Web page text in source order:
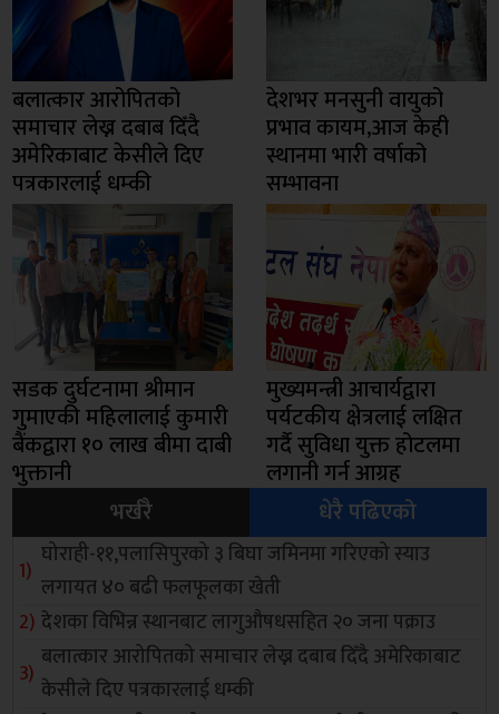
बलात्कार आरोपितको
समाचार लेख्न दबाब दिँदै
अमेरिकाबाट केसीले दिए
पत्रकारलाई धम्की
देशभर मनसुनी वायुको
प्रभाव कायम,आज केही
स्थानमा भारी वर्षाको
सम्भावना
सडक दुर्घटनामा श्रीमान
गुमाएकी महिलालाई कुमारी
बैंकद्वारा १० लाख बीमा दाबी
भुक्तानी
मुख्यमन्त्री आचार्यद्वारा
पर्यटकीय क्षेत्रलाई लक्षित
गर्दै सुविधा युक्त होटलमा
लगानी गर्न आग्रह
भर्खरै
धेरै पढिएको
घोराही-११,पलासिपुरको ३ बिघा जमिनमा गरिएको स्याउ
लगायत ४० बढी फलफूलका खेती
देशका विभिन्न स्थानबाट लागुऔषधसहित २० जना पक्राउ
बलात्कार आरोपितको समाचार लेख्न दबाब दिँदै अमेरिकाबाट
केसीले दिए पत्रकारलाई धम्की